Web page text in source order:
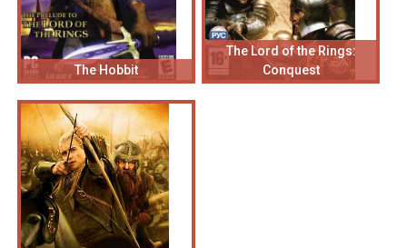
The Hobbit
The Lord of the Rings:
Conquest